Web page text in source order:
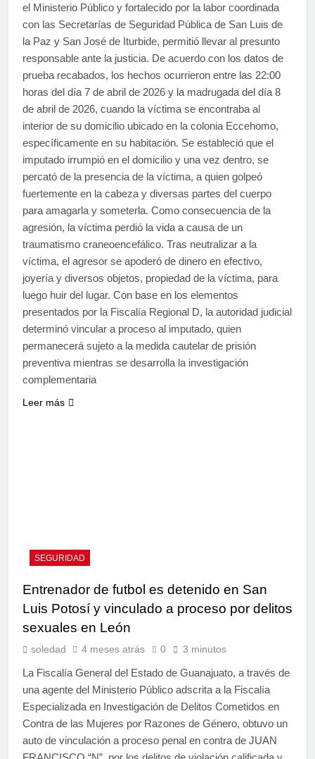
el Ministerio Público y fortalecido por la labor coordinada
con las Secretarías de Seguridad Pública de San Luis de
la Paz y San José de Iturbide, permitió llevar al presunto
responsable ante la justicia. De acuerdo con los datos de
prueba recabados, los hechos ocurrieron entre las 22:00
horas del día 7 de abril de 2026 y la madrugada del día 8
de abril de 2026, cuando la víctima se encontraba al
interior de su domicilio ubicado en la colonia Eccehomo,
específicamente en su habitación. Se estableció que el
imputado irrumpió en el domicilio y una vez dentro, se
percató de la presencia de la víctima, a quien golpeó
fuertemente en la cabeza y diversas partes del cuerpo
para amagarla y someterla. Como consecuencia de la
agresión, la víctima perdió la vida a causa de un
traumatismo craneoencefálico. Tras neutralizar a la
víctima, el agresor se apoderó de dinero en efectivo,
joyería y diversos objetos, propiedad de la víctima, para
luego huir del lugar. Con base en los elementos
presentados por la Fiscalía Regional D, la autoridad judicial
determinó vincular a proceso al imputado, quien
permanecerá sujeto a la medida cautelar de prisión
preventiva mientras se desarrolla la investigación
complementaria
Leer más
SEGURIDAD
Entrenador de futbol es detenido en San
Luis Potosí y vinculado a proceso por delitos
sexuales en León
soledad 4 meses atrás 0 3 minutos
La Fiscalía General del Estado de Guanajuato, a través de
una agente del Ministerio Público adscrita a la Fiscalía
Especializada en Investigación de Delitos Cometidos en
Contra de las Mujeres por Razones de Género, obtuvo un
auto de vinculación a proceso penal en contra de JUAN